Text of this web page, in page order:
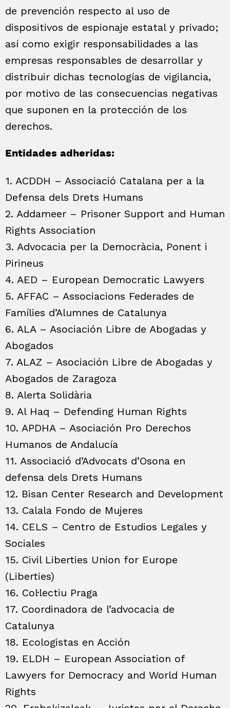
de prevención respecto al uso de
dispositivos de espionaje estatal y privado;
así como exigir responsabilidades a las
empresas responsables de desarrollar y
distribuir dichas tecnologías de vigilancia,
por motivo de las consecuencias negativas
que suponen en la protección de los
derechos.
Entidades adheridas:
1. ACDDH – Associació Catalana per a la
Defensa dels Drets Humans
2. Addameer – Prisoner Support and Human
Rights Association
3. Advocacia per la Democràcia, Ponent i
Pirineus
4. AED – European Democratic Lawyers
5. AFFAC – Associacions Federades de
Famílies d’Alumnes de Catalunya
6. ALA – Asociación Libre de Abogadas y
Abogados
7. ALAZ – Asociación Libre de Abogadas y
Abogados de Zaragoza
8. Alerta Solidària
9. Al Haq – Defending Human Rights
10. APDHA – Asociación Pro Derechos
Humanos de Andalucía
11. Associació d’Advocats d’Osona en
defensa dels Drets Humans
12. Bisan Center Research and Development
13. Calala Fondo de Mujeres
14. CELS – Centro de Estudios Legales y
Sociales
15. Civil Liberties Union for Europe
(Liberties)
16. Col·lectiu Praga
17. Coordinadora de l’advocacia de
Catalunya
18. Ecologistas en Acción
19. ELDH – European Association of
Lawyers for Democracy and World Human
Rights